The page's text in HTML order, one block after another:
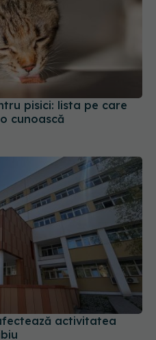
pisici: lista pe care
cunoască
activitatea